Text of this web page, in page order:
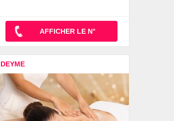
AFFICHER LE N°
DEYME